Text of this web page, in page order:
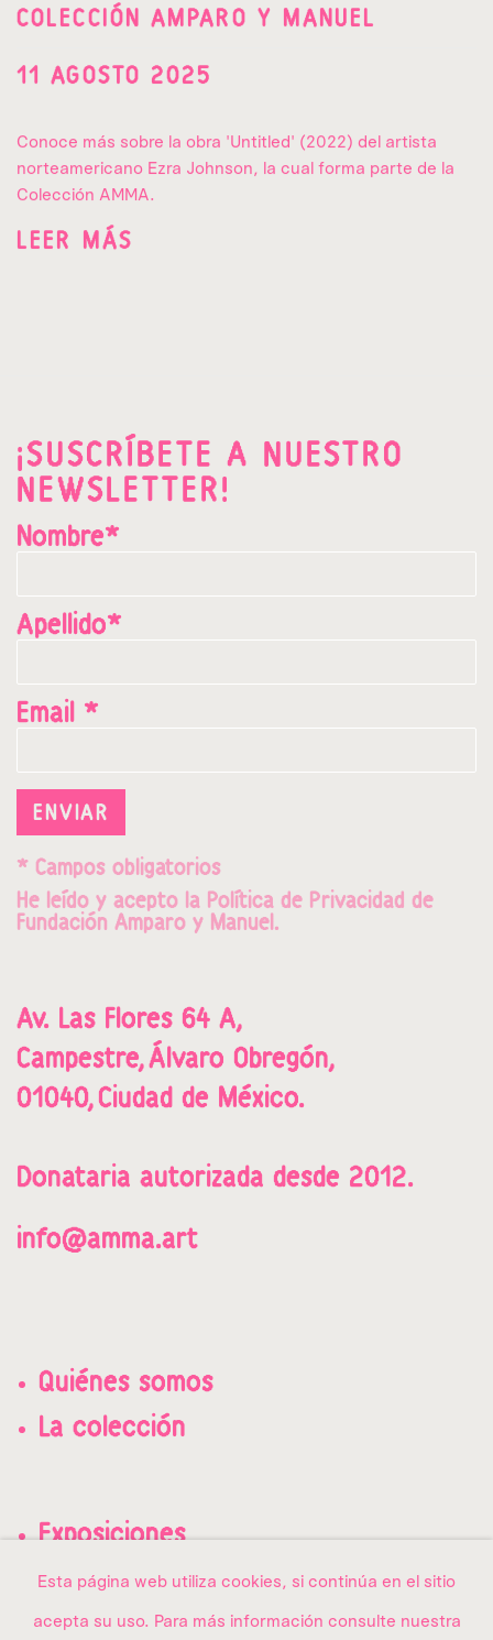
COLECCIÓN AMPARO Y MANUEL
11 AGOSTO 2025
Conoce más sobre la obra 'Untitled' (2022) del artista
norteamericano Ezra Johnson, la cual forma parte de la
Colección AMMA.
LEER MÁS
¡SUSCRÍBETE A NUESTRO
NEWSLETTER!
Nombre*
Apellido*
Email *
ENVIAR
* Campos obligatorios
He leído y acepto la Política de Privacidad de
Fundación Amparo y Manuel.
Av. Las Flores 64 A,
Campestre,Álvaro Obregón,
01040, Ciudad de México.
Donataria autorizada desde 2012.
info@amma.art
Quiénes somos
La colección
Exposiciones
Contacto
Esta página web utiliza cookies, si continúa en el sitio
acepta su uso. Para más información consulte nuestra